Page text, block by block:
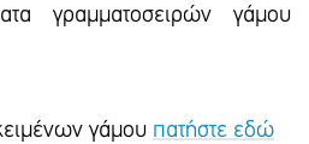
γραμματοσειρών γάμου
γάμου πατήστε εδώ